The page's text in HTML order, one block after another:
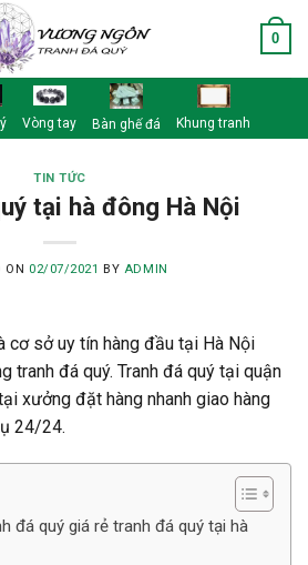
0
Vòng tay Bàn ghế đá Khung tranh
TIN TỨC
tại hà đông Hà Nội
ON 02/07/2021 BY ADMIN
cơ sở uy tín hàng đầu tại Hà Nội
tranh đá quý. Tranh đá quý tại quận
xưởng đặt hàng nhanh giao hàng
24/24.
đá quý giá rẻ tranh đá quý tại hà